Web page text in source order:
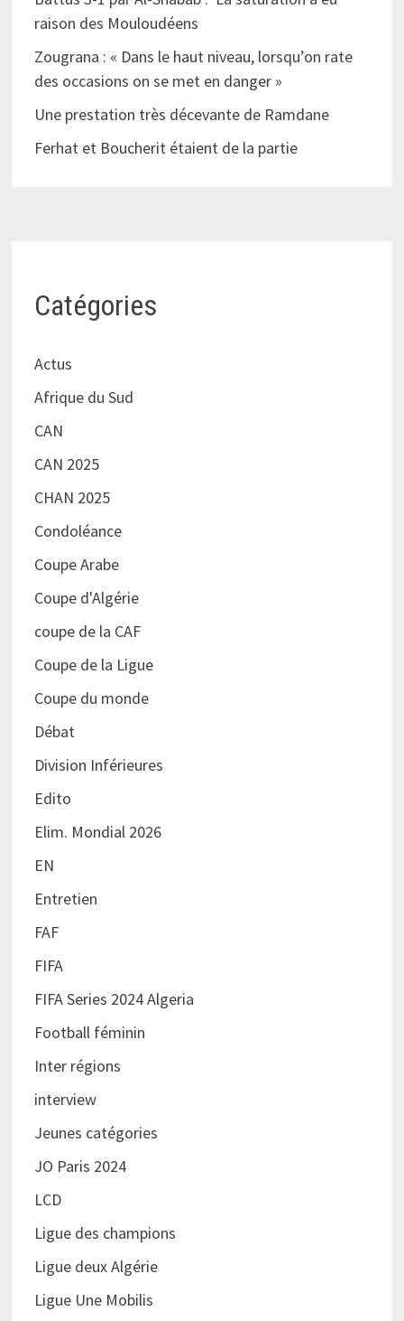
raison des Mouloudéens
Zougrana : « Dans le haut niveau, lorsqu’on rate
des occasions on se met en danger »
Une prestation très décevante de Ramdane
Ferhat et Boucherit étaient de la partie
Catégories
Actus
Afrique du Sud
CAN
CAN 2025
CHAN 2025
Condoléance
Coupe Arabe
Coupe d'Algérie
coupe de la CAF
Coupe de la Ligue
Coupe du monde
Débat
Division Inférieures
Edito
Elim. Mondial 2026
EN
Entretien
FAF
FIFA
FIFA Series 2024 Algeria
Football féminin
Inter régions
interview
Jeunes catégories
JO Paris 2024
LCD
Ligue des champions
Ligue deux Algérie
Ligue Une Mobilis